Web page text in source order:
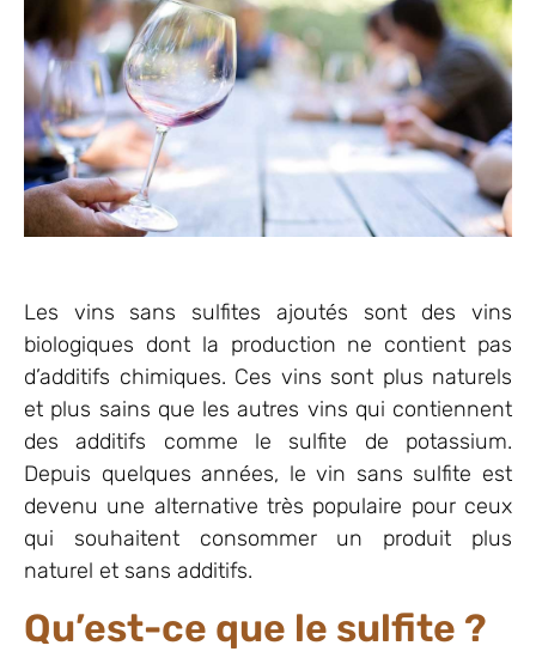
Les vins sans sulfites ajoutés sont des vins
biologiques dont la production ne contient pas
d’additifs chimiques. Ces vins sont plus naturels
et plus sains que les autres vins qui contiennent
des additifs comme le sulfite de potassium.
Depuis quelques années, le vin sans sulfite est
devenu une alternative très populaire pour ceux
qui souhaitent consommer un produit plus
naturel et sans additifs.
Qu’est-ce que le sulfite ?